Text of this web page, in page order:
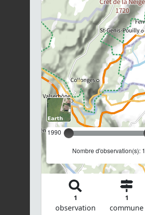
1990
Nombre d'observation(s): 1
1
observation
1
commune